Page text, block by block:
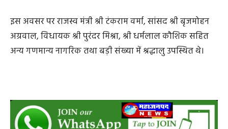
इस अवसर पर राजस्व मंत्री श्री टंकराम वर्मा, सांसद श्री बृजमोहन
अग्रवाल, विधायक श्री पुरंदर मिश्रा, श्री धर्मलाल कौशिक सहित
अन्य गणमान्य नागरिक तथा बड़ी संख्या में श्रद्धालु उपस्थित थे।